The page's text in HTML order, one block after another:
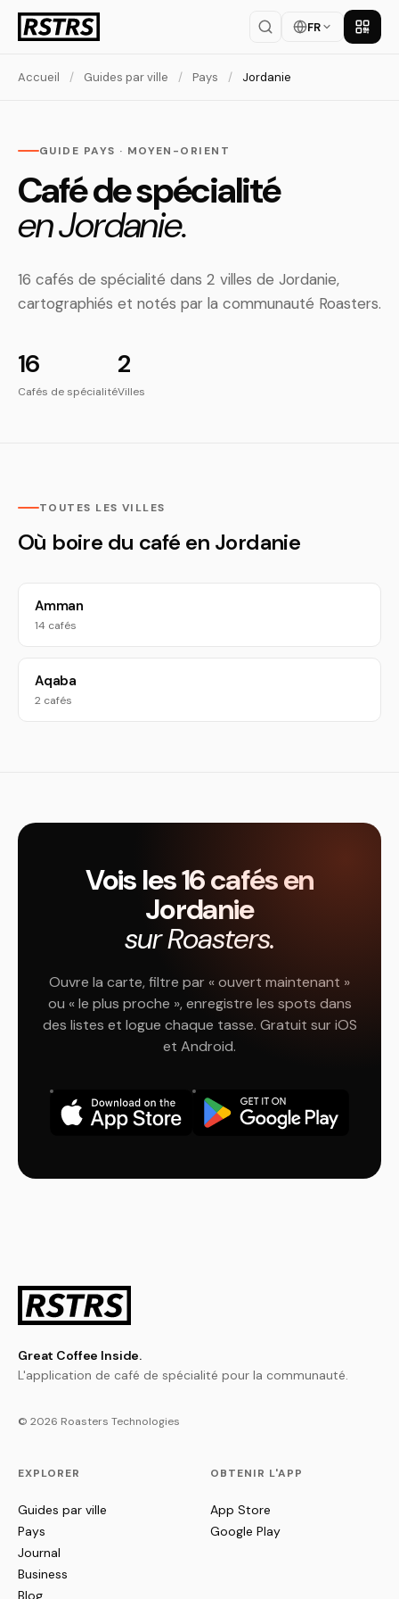
FR
Accueil / Guides par ville / Pays / Jordanie
GUIDE PAYS · MOYEN-ORIENT
Café de spécialité
en Jordanie.
16 cafés de spécialité dans 2 villes de Jordanie,
cartographiés et notés par la communauté Roasters.
16
Cafés de spécialité
2
Villes
TOUTES LES VILLES
Où boire du café en Jordanie
Amman
14 cafés
Aqaba
2 cafés
Vois les 16 cafés en
Jordanie
sur Roasters.
Ouvre la carte, filtre par « ouvert maintenant »
ou « le plus proche », enregistre les spots dans
des listes et logue chaque tasse. Gratuit sur iOS
et Android.
Great Coffee Inside.
L'application de café de spécialité pour la communauté.
© 2026 Roasters Technologies
EXPLORER
Guides par ville
Pays
Journal
Business
Blog
OBTENIR L'APP
App Store
Google Play